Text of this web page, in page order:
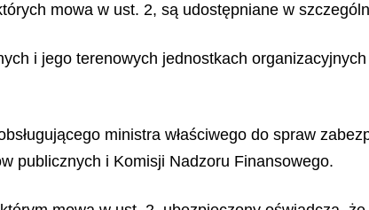
mowa w ust. 2, są udostępniane w
i jego terenowych jednostkach
ministra właściwego do spraw
publicznych i Komisji Nadzoru Finansowego.